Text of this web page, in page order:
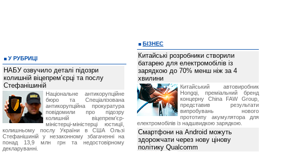
У РУБРИЦІ
НАБУ озвучило деталі підозри
колишній віцепрем’єрці та послу
Стефанішиній
Національне антикорупційне
бюро та Спеціалізована
антикорупційна прокуратура
повідомили про підозру
колишній віцепрем'єр-
міністерці-міністерці юстиції,
колишньому послу України в США Ользі
Стефанішиній у незаконному збагаченні на
понад 13,9 млн грн та недостовірному
декларуванні.
БІЗНЕС
Китайські розробники створили
батарею для електромобілів із
зарядкою до 70% менш ніж за 4
хвилини
Китайський автовиробник
Hongqi, преміальний бренд
концерну China FAW Group,
представив результати
випробувань нового
прототипу акумулятора для
електромобілів із надшвидкою зарядкою.
Смартфони на Android можуть
здорожчати через нову цінову
політику Qualcomm